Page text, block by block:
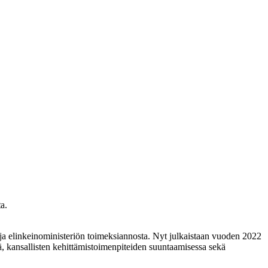
elinkeinoministeriön toimeksiannosta. Nyt julkaistaan vuoden 2022
kehittämistoimenpiteiden suuntaamisessa sekä